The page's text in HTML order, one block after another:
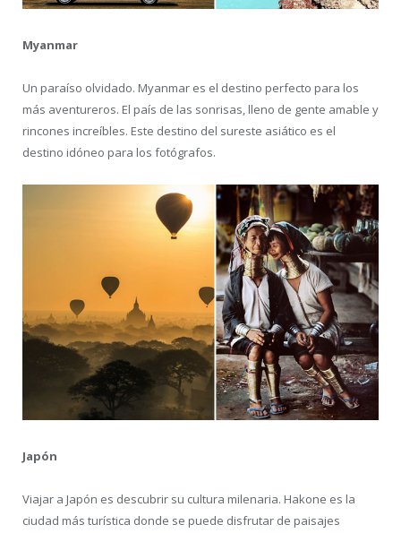
Myanmar
Un paraíso olvidado. Myanmar es el destino perfecto para los
más aventureros. El país de las sonrisas, lleno de gente amable y
rincones increíbles. Este destino del sureste asiático es el
destino idóneo para los fotógrafos.
Japón
Viajar a Japón es descubrir su cultura milenaria. Hakone es la
ciudad más turística donde se puede disfrutar de paisajes